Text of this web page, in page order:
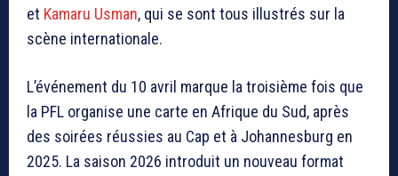
et Kamaru Usman, qui se sont tous illustrés sur la
scène internationale.
L’événement du 10 avril marque la troisième fois que
la PFL organise une carte en Afrique du Sud, après
des soirées réussies au Cap et à Johannesburg en
2025. La saison 2026 introduit un nouveau format